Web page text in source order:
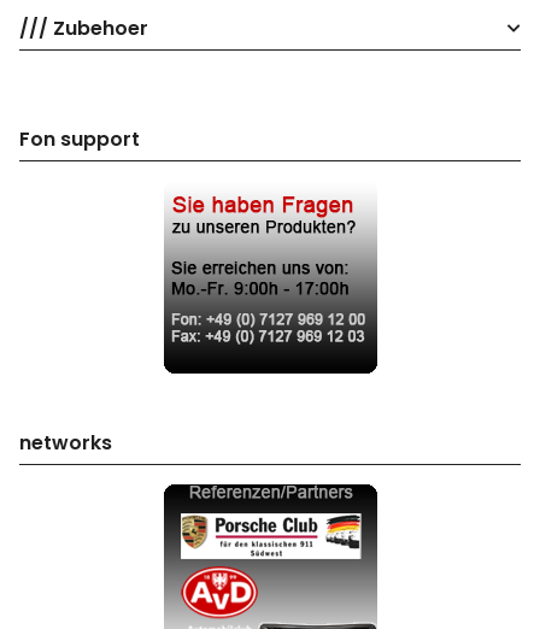
/// Zubehoer
Fon support
networks